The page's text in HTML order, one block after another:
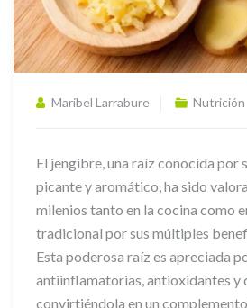
Maribel Larrabure Nutrición
El jengibre, una raíz conocida por
picante y aromático, ha sido
milenios tanto en la cocina como
tradicional por sus múltiples
Esta poderosa raíz es apreciada
antiinflamatorias, antioxidantes y
convirtiéndola en un